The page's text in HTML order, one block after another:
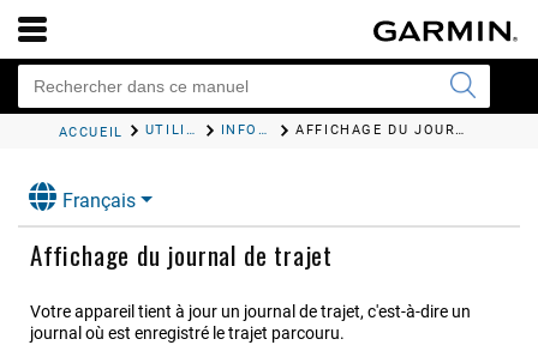
ACCUEIL UTILISATION DE LA CARTE INFORMATIONS SUR LE TRAJET AFFICHAGE DU JOURNAL DE TRAJET
Français
Affichage du journal de trajet
Votre appareil tient à jour un journal de trajet, c'est-à-dire un
journal où est enregistré le trajet parcouru.